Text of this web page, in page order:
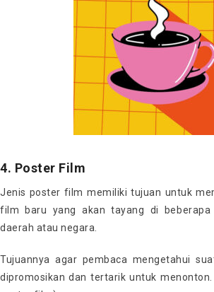
4. Poster Film
Jenis poster film memiliki tujuan untuk
film baru yang akan tayang di beberapa
daerah atau negara.
Tujuannya agar pembaca mengetahui
dipromosikan dan tertarik untuk